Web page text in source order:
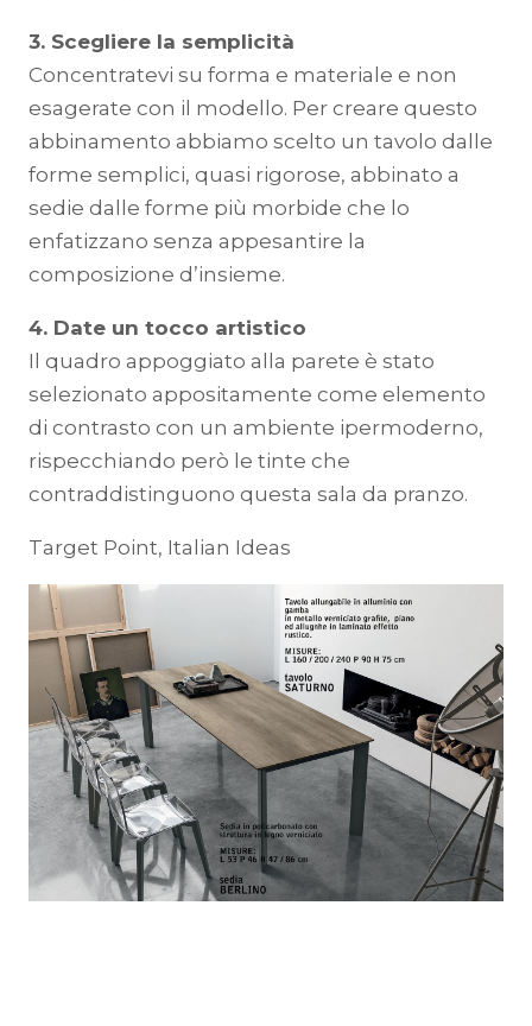
3. Scegliere la semplicità
Concentratevi su forma e materiale e non
esagerate con il modello. Per creare questo
abbinamento abbiamo scelto un tavolo dalle
forme semplici, quasi rigorose, abbinato a
sedie dalle forme più morbide che lo
enfatizzano senza appesantire la
composizione d’insieme.
4. Date un tocco artistico
Il quadro appoggiato alla parete è stato
selezionato appositamente come elemento
di contrasto con un ambiente ipermoderno,
rispecchiando però le tinte che
contraddistinguono questa sala da pranzo.
Target Point, Italian Ideas